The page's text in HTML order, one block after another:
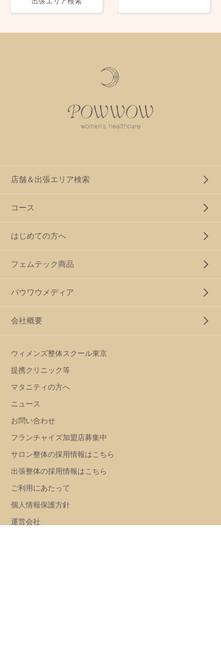
店舗＆出張エリア検索
コース
はじめての方へ
フェムテック商品
パウワウメディア
会社概要
ウィメンズ整体スクール東京
提携クリニック等
マタニティの方へ
ニュース
お問い合わせ
フランチャイズ加盟店募集中
サロン整体の採用情報はこちら
出張整体の採用情報はこちら
ご利用にあたって
個人情報保護方針
運営会社